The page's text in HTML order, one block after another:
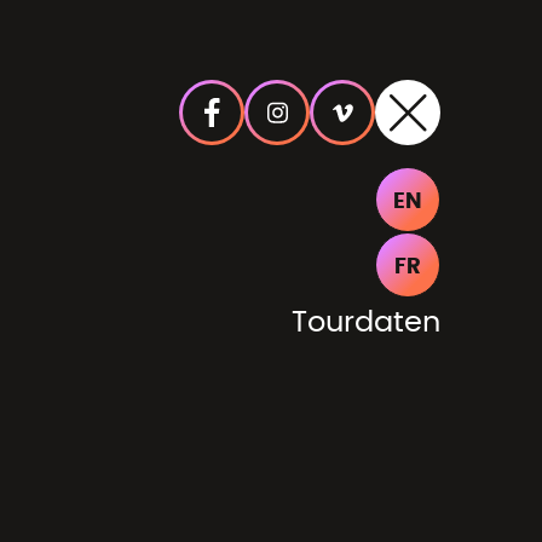
EN
FR
Tourdaten